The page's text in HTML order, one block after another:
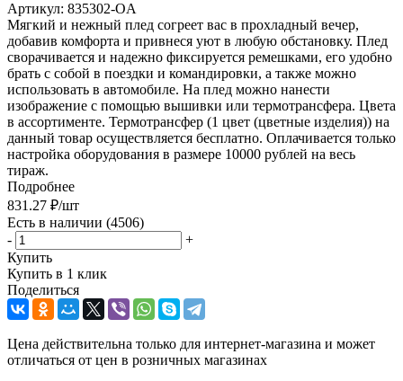
Артикул: 835302-OA
Мягкий и нежный плед согреет вас в прохладный вечер,
добавив комфорта и привнеся уют в любую обстановку. Плед
сворачивается и надежно фиксируется ремешками, его удобно
брать с собой в поездки и командировки, а также можно
использовать в автомобиле. На плед можно нанести
изображение с помощью вышивки или термотрансфера. Цвета
в ассортименте. Термотрансфер (1 цвет (цветные изделия)) на
данный товар осуществляется бесплатно. Оплачивается только
настройка оборудования в размере 10000 рублей на весь
тираж.
Подробнее
831.27 ₽/шт
Есть в наличии (4506)
-
+
Купить
Купить в 1 клик
Поделиться
Цена действительна только для интернет-магазина и может
отличаться от цен в розничных магазинах